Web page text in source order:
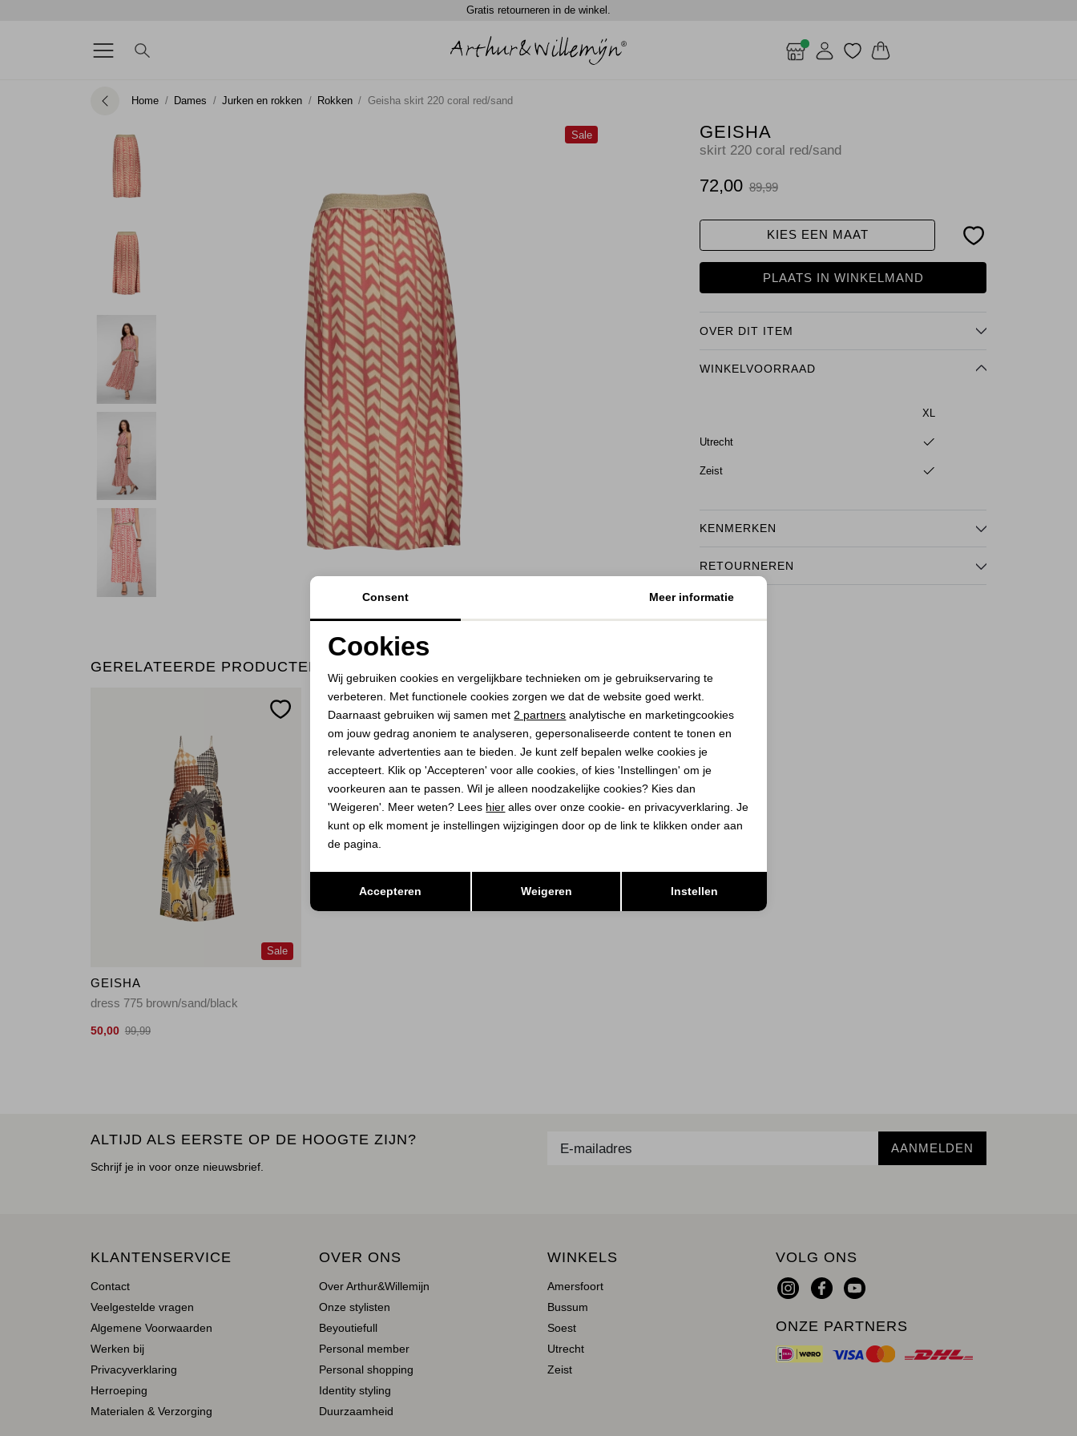
Gratis retourneren in de winkel.
Home Dames Jurken en rokken Rokken Geisha skirt 220 coral red/sand
Sale GEISHA
skirt 220 coral red/sand
72,00 89,99
KIES EEN MAAT
PLAATS IN WINKELMAND
OVER DIT ITEM
WINKELVOORRAAD
XL
Utrecht
Zeist
KENMERKEN
RETOURNEREN
GERELATEERDE PRODUCTEN
Sale
GEISHA
dress 775 brown/sand/black
50,00 99,99
ALTIJD ALS EERSTE OP DE HOOGTE ZIJN?
Schrijf je in voor onze nieuwsbrief.
AANMELDEN
KLANTENSERVICE
Contact
Veelgestelde vragen
Algemene Voorwaarden
Werken bij
Privacyverklaring
Herroeping
Materialen & Verzorging
OVER ONS
Over Arthur&Willemijn
Onze stylisten
Beyoutiefull
Personal member
Personal shopping
Identity styling
Duurzaamheid
WINKELS
Amersfoort
Bussum
Soest
Utrecht
Zeist
VOLG ONS
ONZE PARTNERS
Analytische cookies Marketing cookies
Consent Meer informatie
Cookies
Wij gebruiken cookies en vergelijkbare technieken om je gebruikservaring te
verbeteren. Met functionele cookies zorgen we dat de website goed werkt.
Daarnaast gebruiken wij samen met 2 partners analytische en marketingcookies
om jouw gedrag anoniem te analyseren, gepersonaliseerde content te tonen en
relevante advertenties aan te bieden. Je kunt zelf bepalen welke cookies je
accepteert. Klik op 'Accepteren' voor alle cookies, of kies 'Instellingen' om je
voorkeuren aan te passen. Wil je alleen noodzakelijke cookies? Kies dan
'Weigeren'. Meer weten? Lees hier alles over onze cookie- en privacyverklaring. Je
kunt op elk moment je instellingen wijzigingen door op de link te klikken onder aan
de pagina.
Accepteren Weigeren Instellen